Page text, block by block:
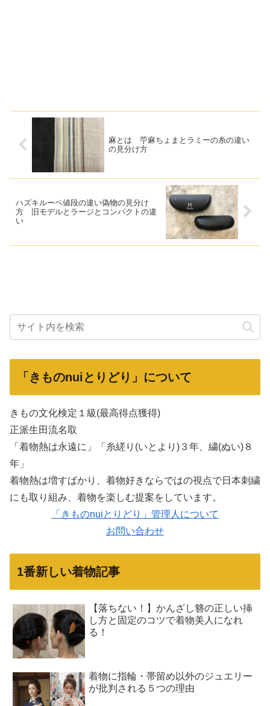
麻とは 苧麻ちょまとラミーの糸の違い
の見分け方
ハズキルーペ値段の違い偽物の見分け
方 旧モデルとラージとコンパクトの違
い
「きものnuiとりどり」について
きもの文化検定１級(最高得点獲得)
正派生田流名取
「着物熱は永遠に」「糸縒り(いとより)３年、繍(ぬい)８
年」
着物熱は増すばかり、着物好きならではの視点で日本刺繍
にも取り組み、着物を楽しむ提案をしています。
「きものnuiとりどり」管理人について
お問い合わせ
1番新しい着物記事
【落ちない！】かんざし簪の正しい挿
し方と固定のコツで着物美人になれ
る！
着物に指輪・帯留め以外のジュエリー
が批判される５つの理由